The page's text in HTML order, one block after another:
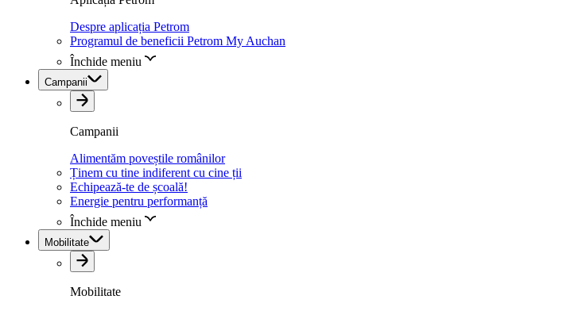
Despre aplicația Petrom
Programul de beneficii Petrom My Auchan
Închide meniu
Campanii
Campanii
Alimentăm poveștile românilor
Ținem cu tine indiferent cu cine ții
Echipează-te de școală!
Energie pentru performanță
Închide meniu
Mobilitate
Mobilitate